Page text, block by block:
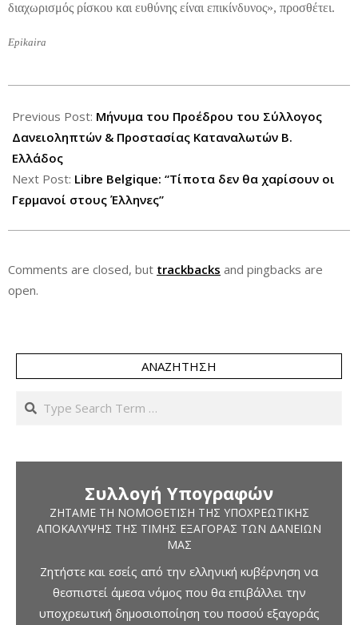
διαχωρισμός ρίσκου και ευθύνης είναι επικίνδυνος», προσθέτει.
Epikaira
06-
21
Previous Post: Μήνυμα του Προέδρου του Σύλλογος
Δανειοληπτών & Προστασίας Καταναλωτών Β.
Ελλάδος
Next Post: Libre Belgique: “Τίποτα δεν θα χαρίσουν οι
Γερμανοί στους Έλληνες”
Comments are closed, but trackbacks and pingbacks are
open.
ΑΝΑΖΉΤΗΣΗ
Search
Συλλογή Υπογραφών
ΖΗΤΆΜΕ ΤΗ ΝΟΜΟΘΈΤΙΣΗ ΤΗΣ ΥΠΟΧΡΕΩΤΙΚΉΣ
ΑΠΟΚΆΛΥΨΗΣ ΤΗΣ ΤΙΜΉΣ ΕΞΑΓΟΡΆΣ ΤΩΝ ΔΑΝΕΊΩΝ
ΜΑΣ
Ζητήστε και εσείς από την ελληνική κυβέρνηση να
θεσπιστεί άμεσα νόμος που θα επιβάλλει την
υποχρεωτική δημοσιοποίηση του ποσού εξαγοράς